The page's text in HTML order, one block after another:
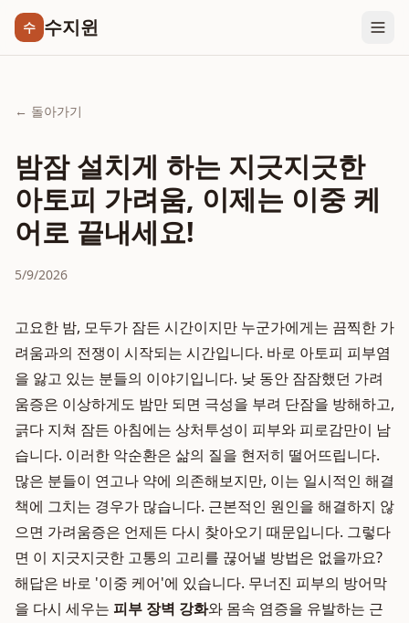
수 수지윈
← 돌아가기
밤잠 설치게 하는 지긋지긋한
아토피 가려움, 이제는 이중 케
어로 끝내세요!
5/9/2026
고요한 밤, 모두가 잠든 시간이지만 누군가에게는 끔찍한 가
려움과의 전쟁이 시작되는 시간입니다. 바로 아토피 피부염
을 앓고 있는 분들의 이야기입니다. 낮 동안 잠잠했던 가려
움증은 이상하게도 밤만 되면 극성을 부려 단잠을 방해하고,
긁다 지쳐 잠든 아침에는 상처투성이 피부와 피로감만이 남
습니다. 이러한 악순환은 삶의 질을 현저히 떨어뜨립니다.
많은 분들이 연고나 약에 의존해보지만, 이는 일시적인 해결
책에 그치는 경우가 많습니다. 근본적인 원인을 해결하지 않
으면 가려움증은 언제든 다시 찾아오기 때문입니다. 그렇다
면 이 지긋지긋한 고통의 고리를 끊어낼 방법은 없을까요?
해답은 바로 '이중 케어'에 있습니다. 무너진 피부의 방어막
을 다시 세우는 피부 장벽 강화와 몸속 염증을 유발하는 근